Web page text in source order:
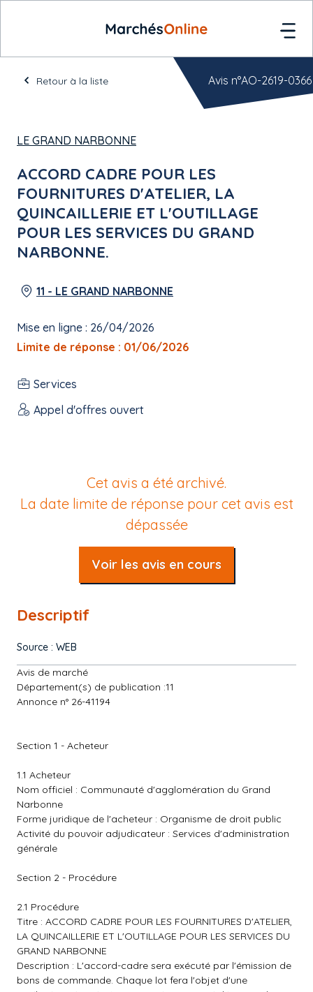
Retour à la liste
LE GRAND NARBONNE
ACCORD CADRE POUR LES
FOURNITURES D'ATELIER, LA
QUINCAILLERIE ET L'OUTILLAGE
POUR LES SERVICES DU GRAND
NARBONNE.
11 - LE GRAND NARBONNE
Mise en ligne : 26/04/2026
Limite de réponse : 01/06/2026
Services
Appel d'offres ouvert
Avis n°AO-2619-0366
Cet avis a été archivé.
La date limite de réponse pour cet avis est
dépassée
Voir les avis en cours
Descriptif
Source : WEB
Avis de marché
Département(s) de publication :11
Annonce n° 26-41194
Section 1 - Acheteur
1.1 Acheteur
Nom officiel : Communauté d'agglomération du Grand
Narbonne
Forme juridique de l'acheteur : Organisme de droit public
Activité du pouvoir adjudicateur : Services d'administration
générale
Section 2 - Procédure
2.1 Procédure
Titre : ACCORD CADRE POUR LES FOURNITURES D'ATELIER,
LA QUINCAILLERIE ET L'OUTILLAGE POUR LES SERVICES DU
GRAND NARBONNE
Description : L'accord-cadre sera exécuté par l'émission de
bons de commande. Chaque lot fera l'objet d'une